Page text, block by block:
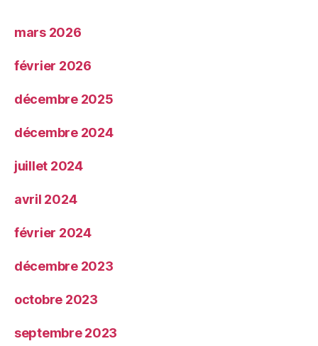
mars 2026
février 2026
décembre 2025
décembre 2024
juillet 2024
avril 2024
février 2024
décembre 2023
octobre 2023
septembre 2023